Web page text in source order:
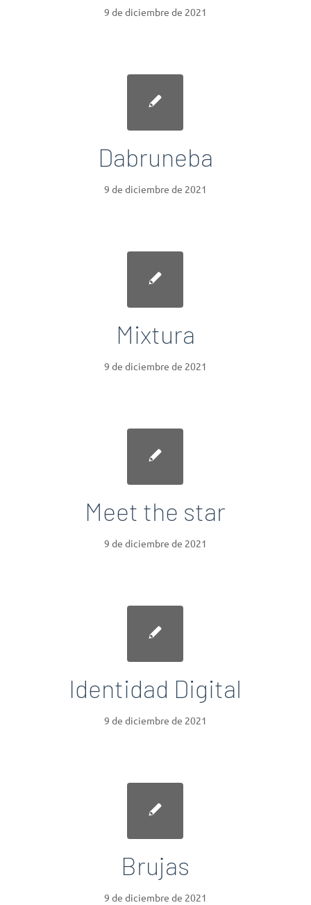
9 de diciembre de 2021
Dabruneba
9 de diciembre de 2021
Mixtura
9 de diciembre de 2021
Meet the star
9 de diciembre de 2021
Identidad Digital
9 de diciembre de 2021
Brujas
9 de diciembre de 2021